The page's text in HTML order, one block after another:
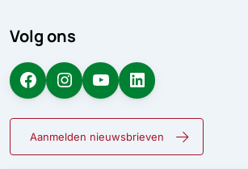
Volg ons
Facebook Instagram YouTube LinkedIn
Aanmelden nieuwsbrieven